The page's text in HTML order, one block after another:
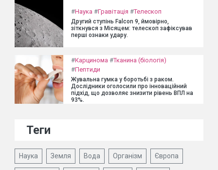
#Наука #Гравітація #Телескоп
Другий ступінь Falcon 9, ймовірно,
зіткнувся з Місяцем: телескоп зафіксував
перші ознаки удару.
#Карцинома #Тканина (біологія)
#Пептиди
Жувальна гумка у боротьбі з раком.
Дослідники оголосили про інноваційний
підхід, що дозволяє знизити рівень ВПЛ на
93%.
Теги
Наука Земля Вода Організм Європа